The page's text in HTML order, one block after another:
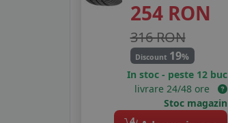
254 RON
316 RON
Discount 19%
In stoc - peste 12 buc
livrare 24/48 ore
Stoc magazin